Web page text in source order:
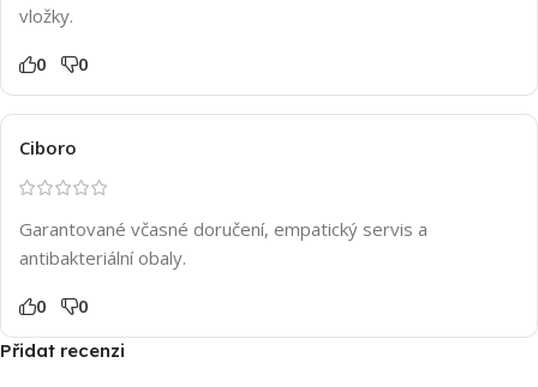
vložky.
0 0
Ciboro
Garantované včasné doručení, empatický servis a
antibakteriální obaly.
0 0
Přidat recenzi